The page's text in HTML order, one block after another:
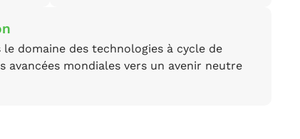
domaine des technologies à cycle de
avancées mondiales vers un avenir neutre